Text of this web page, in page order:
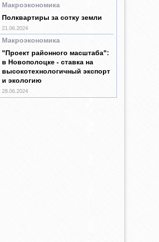
Макроэкономика
Полквартиры за сотку земли
21.06.2024
Макроэкономика
"Проект районного масштаба":
в Новополоцке - ставка на
высокотехнологичный экспорт
и экологию
28.06.2024